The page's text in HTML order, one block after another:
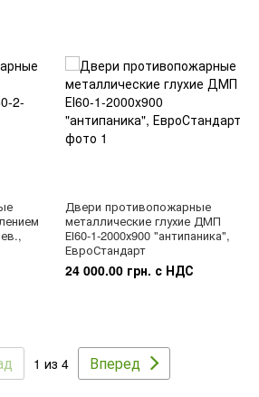
Двери противопожарные
металлические глухие ДМП
ЕІ60-1-2000х900 "антипаника",
ЕвроСтандарт
24 000.00 грн. с НДС
1 из 4 Вперед